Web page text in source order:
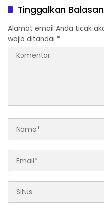
Tinggalkan Balasan
Alamat email Anda tidak
wajib ditandai *